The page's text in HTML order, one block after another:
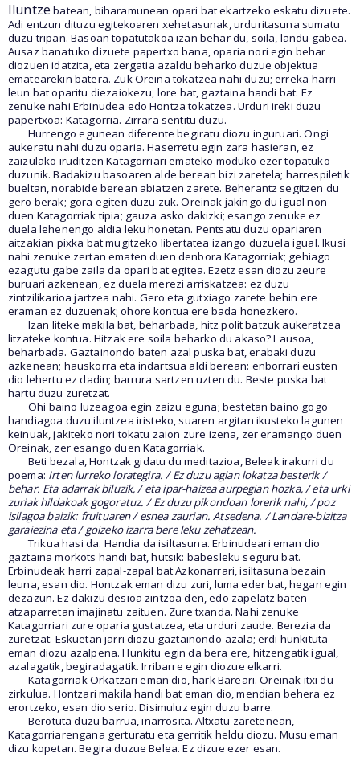
Iluntze batean, biharamunean opari bat ekartzeko eskatu dizuete.
Adi entzun dituzu egitekoaren xehetasunak, urduritasuna sumatu
duzu tripan. Basoan topatutakoa izan behar du, soila, landu gabea.
Ausaz banatuko dizuete papertxo bana, oparia nori egin behar
diozuen idatzita, eta zergatia azaldu beharko duzue objektua
ematearekin batera. Zuk Oreina tokatzea nahi duzu; erreka-harri
leun bat oparitu diezaiokezu, lore bat, gaztaina handi bat. Ez
zenuke nahi Erbinudea edo Hontza tokatzea. Urduri ireki duzu
papertxoa: Katagorria. Zirrara sentitu duzu.
Hurrengo egunean diferente begiratu diozu inguruari. Ongi
aukeratu nahi duzu oparia. Haserretu egin zara hasieran, ez
zaizulako iruditzen Katagorriari emateko moduko ezer topatuko
duzunik. Badakizu basoaren alde berean bizi zaretela; harrespiletik
bueltan, norabide berean abiatzen zarete. Beherantz segitzen du
gero berak; gora egiten duzu zuk. Oreinak jakingo du igual non
duen Katagorriak tipia; gauza asko dakizki; esango zenuke ez
duela lehenengo aldia leku honetan. Pentsatu duzu opariaren
aitzakian pixka bat mugitzeko libertatea izango duzuela igual. Ikusi
nahi zenuke zertan ematen duen denbora Katagorriak; gehiago
ezagutu gabe zaila da opari bat egitea. Ezetz esan diozu zeure
buruari azkenean, ez duela merezi arriskatzea: ez duzu
zintzilikarioa jartzea nahi. Gero eta gutxiago zarete behin ere
eraman ez duzuenak; ohore kontua ere bada honezkero.
Izan liteke makila bat, beharbada, hitz polit batzuk aukeratzea
litzateke kontua. Hitzak ere soila beharko du akaso? Lausoa,
beharbada. Gaztainondo baten azal puska bat, erabaki duzu
azkenean; hauskorra eta indartsua aldi berean: enborrari eusten
dio lehertu ez dadin; barrura sartzen uzten du. Beste puska bat
hartu duzu zuretzat.
Ohi baino luzeagoa egin zaizu eguna; bestetan baino gogo
handiagoa duzu iluntzea iristeko, suaren argitan ikusteko lagunen
keinuak, jakiteko nori tokatu zaion zure izena, zer eramango duen
Oreinak, zer esango duen Katagorriak.
Beti bezala, Hontzak gidatu du meditazioa, Beleak irakurri du
poema: Irten lurreko lorategira. / Ez duzu agian lokatza besterik /
behar. Eta adarrak biluzik, / eta ipar-haizea aurpegian hozka, / eta urki
zuriak hildakoak gogoratuz. / Ez duzu pikondoan lorerik nahi, / poz
isilagoa baizik: fruituaren / esnea zaurian. Atsedena. / Landare-bizitza
garaiezina eta / goizeko izarra bere leku zehatzean.
Trikua hasi da. Handia da isiltasuna. Erbinudeari eman dio
gaztaina morkots handi bat, hutsik: babesleku seguru bat.
Erbinudeak harri zapal-zapal bat Azkonarrari, isiltasuna bezain
leuna, esan dio. Hontzak eman dizu zuri, luma eder bat, hegan egin
dezazun. Ez dakizu desioa zintzoa den, edo zapelatz baten
atzaparretan imajinatu zaituen. Zure txanda. Nahi zenuke
Katagorriari zure oparia gustatzea, eta urduri zaude. Berezia da
zuretzat. Eskuetan jarri diozu gaztainondo-azala; erdi hunkituta
eman diozu azalpena. Hunkitu egin da bera ere, hitzengatik igual,
azalagatik, begiradagatik. Irribarre egin diozue elkarri.
Katagorriak Orkatzari eman dio, hark Bareari. Oreinak itxi du
zirkulua. Hontzari makila handi bat eman dio, mendian behera ez
erortzeko, esan dio serio. Disimuluz egin duzu barre.
Berotuta duzu barrua, inarrosita. Altxatu zaretenean,
Katagorriarengana gerturatu eta gerritik heldu diozu. Musu eman
dizu kopetan. Begira duzue Belea. Ez dizue ezer esan.